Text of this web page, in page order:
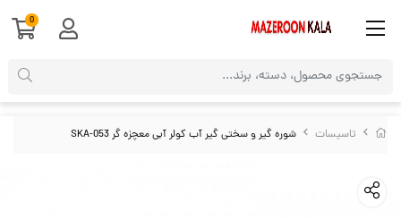
تاسیسات شوره گیر و سختی گیر آب کولر آبی معچزه گر SKA-053
0